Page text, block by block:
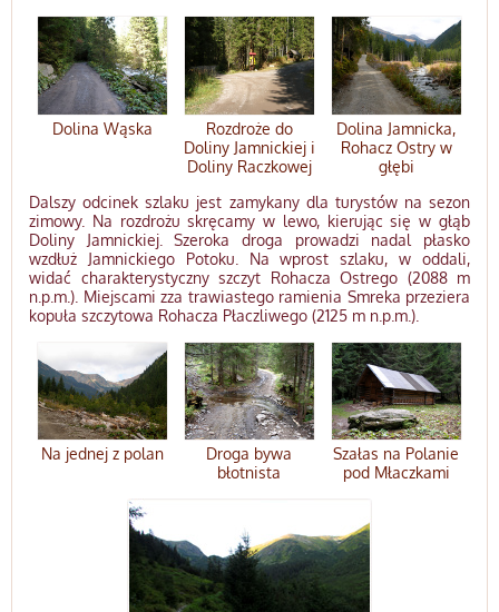
Dolina Wąska
Rozdroże do
Doliny Jamnickiej i
Doliny Raczkowej
Dolina Jamnicka,
Rohacz Ostry w
głębi
Dalszy odcinek szlaku jest zamykany dla turystów na sezon
zimowy. Na rozdrożu skręcamy w lewo, kierując się w głąb
Doliny Jamnickiej. Szeroka droga prowadzi nadal płasko
wzdłuż Jamnickiego Potoku. Na wprost szlaku, w oddali,
widać charakterystyczny szczyt Rohacza Ostrego (2088 m
n.p.m.). Miejscami zza trawiastego ramienia Smreka przeziera
kopuła szczytowa Rohacza Płaczliwego (2125 m n.p.m.).
Na jednej z polan
Droga bywa
błotnista
Szałas na Polanie
pod Młaczkami